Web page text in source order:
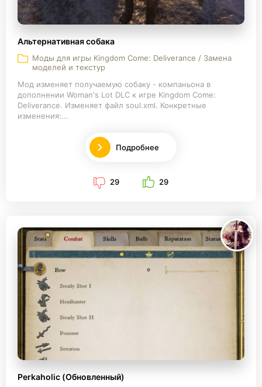
Альтернативная собака
Моды для игры Kingdom Come: Deliverance / Замена
моделей и текстур
Мод изменяет получаемую собаку - компаньона в
дополнении Woman's Lot DLC к игре Kingdom Come:
Deliverance. Изменяет файл soul.xml. Конкретные
изменения:...
Подробнее
29 29
Perkaholic (Обновленный)